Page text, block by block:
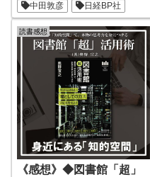
中田敦彦
日経BP社
読書感想
《感想》◆図書館「超」